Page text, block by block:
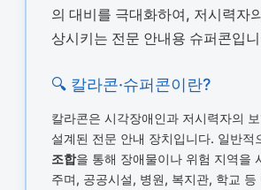
의 대비를 극대화하여, 저시력자
상시키는 전문 안내용 슈퍼콘입
🔍 칼라콘·슈퍼콘이란?
칼라콘은 시각장애인과 저시력자의
설계된 전문 안내 장치입니다. 일반적
조합을 통해 장애물이나 위험 지역을
주며, 공공시설, 병원, 복지관, 학교 등